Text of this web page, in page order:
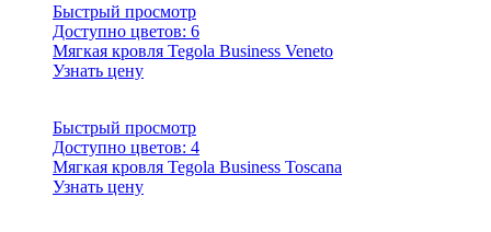
Быстрый просмотр
Доступно цветов: 6
Мягкая кровля Tegola Business Veneto
Узнать цену
Быстрый просмотр
Доступно цветов: 4
Мягкая кровля Tegola Business Toscana
Узнать цену